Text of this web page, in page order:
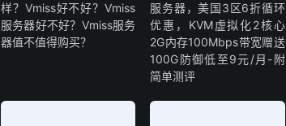
样？Vmiss好不好？Vmiss
服务器好不好？Vmiss服务
器值不值得购买？
服务器，美国3区6折循环
优惠，KVM虚拟化2核心
2G内存100Mbps带宽赠送
100G防御低至9元/月-附
简单测评